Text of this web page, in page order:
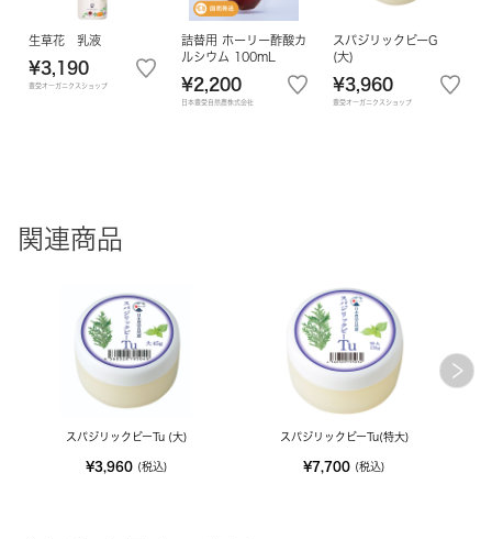
生草花 乳液
¥3,190
豊受オーガニクスショップ
詰替用 ホーリー酢酸カ
ルシウム 100mL
¥2,200
日本豊受自然農株式会社
スパジリックビーG
(大)
¥3,960
豊受オーガニクスショップ
関連商品
スパジリックビーTu (大)
¥3,960 (税込)
スパジリックビーTu(特大)
¥7,700 (税込)